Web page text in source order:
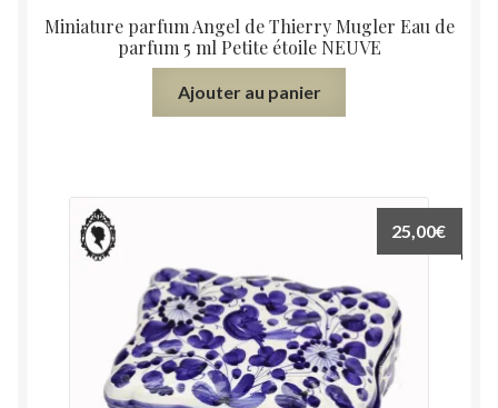
Miniature parfum Angel de Thierry Mugler Eau de
parfum 5 ml Petite étoile NEUVE
Ajouter au panier
25,00€